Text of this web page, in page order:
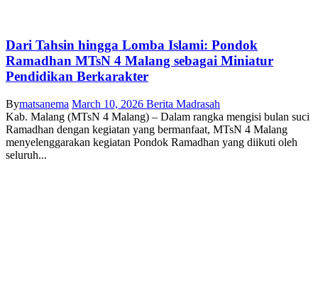
Dari Tahsin hingga Lomba Islami: Pondok
Ramadhan MTsN 4 Malang sebagai Miniatur
Pendidikan Berkarakter
Bymatsanema March 10, 2026 Berita Madrasah
Kab. Malang (MTsN 4 Malang) – Dalam rangka mengisi bulan suci
Ramadhan dengan kegiatan yang bermanfaat, MTsN 4 Malang
menyelenggarakan kegiatan Pondok Ramadhan yang diikuti oleh
seluruh...